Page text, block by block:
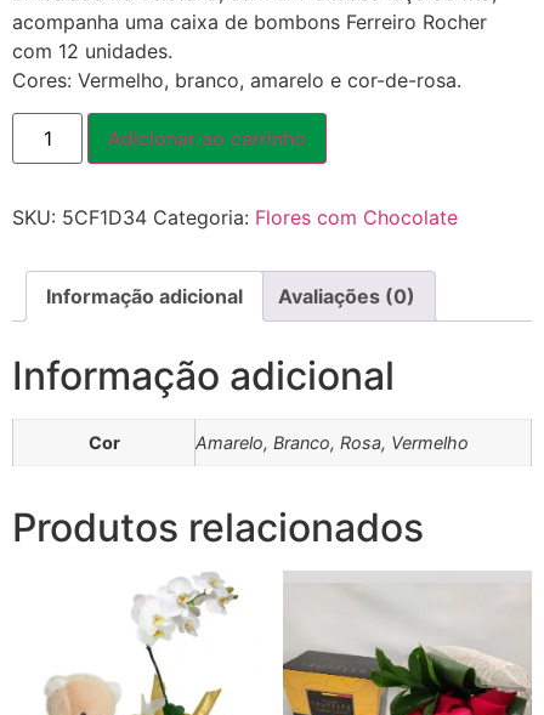
acompanha uma caixa de bombons Ferreiro Rocher
com 12 unidades.
Cores: Vermelho, branco, amarelo e cor-de-rosa.
Adicionar ao carrinho
SKU: 5CF1D34 Categoria: Flores com Chocolate
Informação adicional Avaliações (0)
Informação adicional
Cor Amarelo, Branco, Rosa, Vermelho
Produtos relacionados